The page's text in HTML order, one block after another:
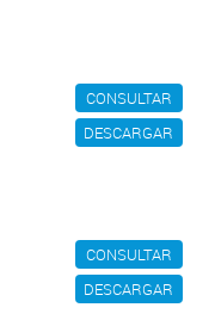
CONSULTAR
DESCARGAR
CONSULTAR
DESCARGAR